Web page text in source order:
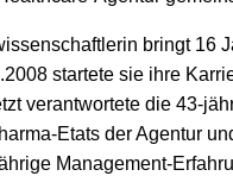
bringt 16
startete sie ihre
verantwortete die 43-
Etats der Agentur
Management-